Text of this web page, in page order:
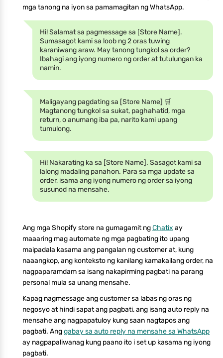
mga tanong na iyon sa pamamagitan ng WhatsApp.
Hi! Salamat sa pagmessage sa [Store Name].
Sumasagot kami sa loob ng 2 oras tuwing
karaniwang araw. May tanong tungkol sa order?
Ibahagi ang iyong numero ng order at tutulungan ka
namin.
Maligayang pagdating sa [Store Name] 🛒
Magtanong tungkol sa sukat, paghahatid, mga
return, o anumang iba pa, narito kami upang
tumulong.
Hi! Nakarating ka sa [Store Name]. Sasagot kami sa
lalong madaling panahon. Para sa mga update sa
order, isama ang iyong numero ng order sa iyong
susunod na mensahe.
Ang mga Shopify store na gumagamit ngChatix ay
maaaring mag automate ng mga pagbating ito upang
maipadala kasama ang pangalan ng customer at, kung
naaangkop, ang konteksto ng kanilang kamakailang order, na
nagpaparamdam sa isang nakapirming pagbati na parang
personal mula sa unang mensahe.
Kapag nagmessage ang customer sa labas ng oras ng
negosyo at hindi sapat ang pagbati, ang isang auto reply na
mensahe ang nagpapatuloy kung saan nagtapos ang
pagbati. Anggabay sa auto reply na mensahe sa WhatsApp
ay nagpapaliwanag kung paano ito i set up kasama ng iyong
pagbati.